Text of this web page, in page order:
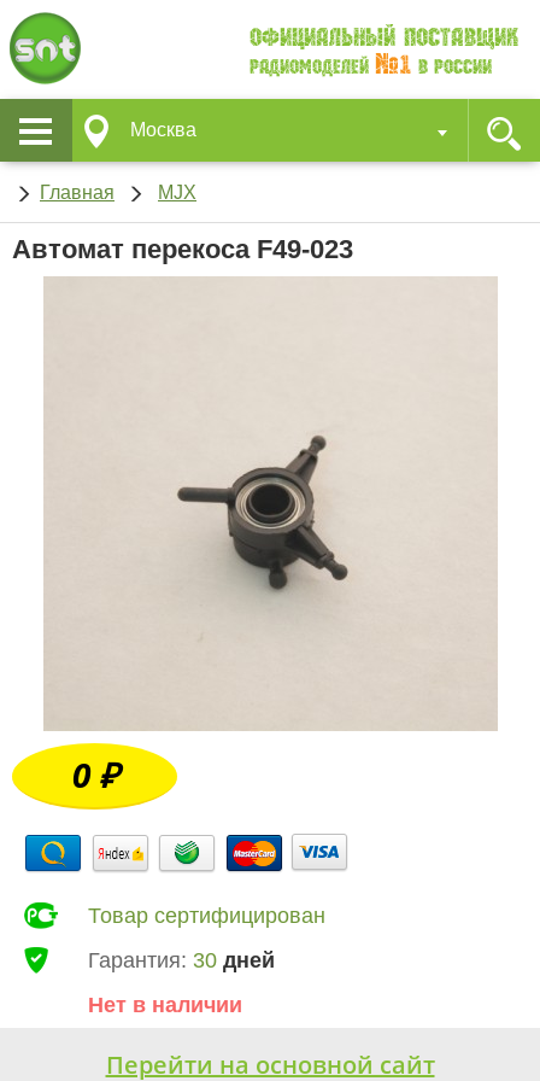
Официальный поставщик
Радиомоделей №1 в России
Москва
Главная MJX
Автомат перекоса F49-023
0 ₽
Товар сертифицирован
Гарантия: 30 дней
Нет в наличии
Перейти на основной сайт